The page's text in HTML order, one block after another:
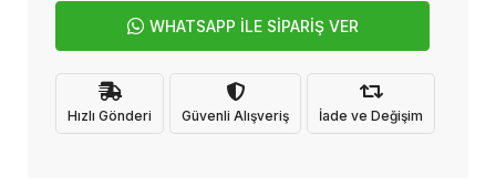
WHATSAPP İLE SİPARİŞ VER
Hızlı Gönderi Güvenli Alışveriş İade ve Değişim